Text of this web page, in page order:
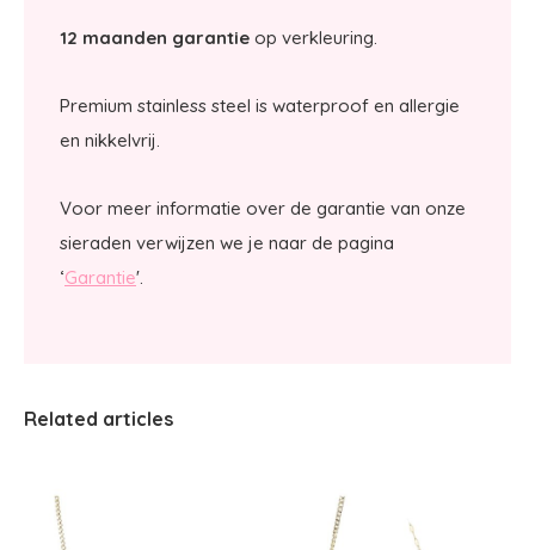
12 maanden garantie op verkleuring.
Premium stainless steel is waterproof en allergie
en nikkelvrij.
Voor meer informatie over de garantie van onze
sieraden verwijzen we je naar de pagina
‘Garantie'.
Related articles